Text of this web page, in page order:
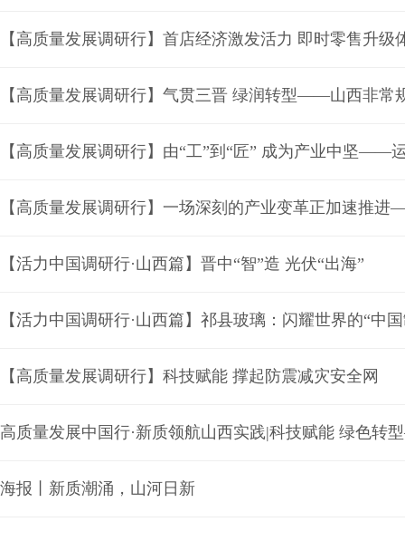
【高质量发展调研行】气贯三晋 绿润转型——山西非常
【高质量发展调研行】由“工”到“匠” 成为产业中坚——
【活力中国调研行·山西篇】晋中“智”造 光伏“出海”
【活力中国调研行·山西篇】祁县玻璃：闪耀世界的“中
【高质量发展调研行】科技赋能 撑起防震减灾安全网
高质量发展中国行·新质领航山西实践|科技赋能 绿色
海报丨新质潮涌，山河日新